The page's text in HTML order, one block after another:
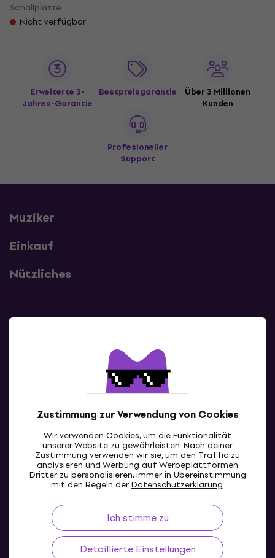
Zustimmung zur Verwendung von Cookies
Wir verwenden Cookies, um die Funktionalität
unserer Website zu gewährleisten. Nach deiner
Zustimmung verwenden wir sie, um den Traffic zu
analysieren und Werbung auf Werbeplattformen
Dritter zu personalisieren, immer in Übereinstimmung
mit den Regeln derDatenschutzerklärung.
Ich stimme zu
Detaillierte Einstellungen
Schallplatte
Nicht verfügbar
Erweiterte 3-
Jahres-Garantie
Bestpreisgarantie
Über 3 Millionen
Kunden
Profesioneller
Support
Muziker
Einkauf
Nützliches
Kontaktiere uns
CH